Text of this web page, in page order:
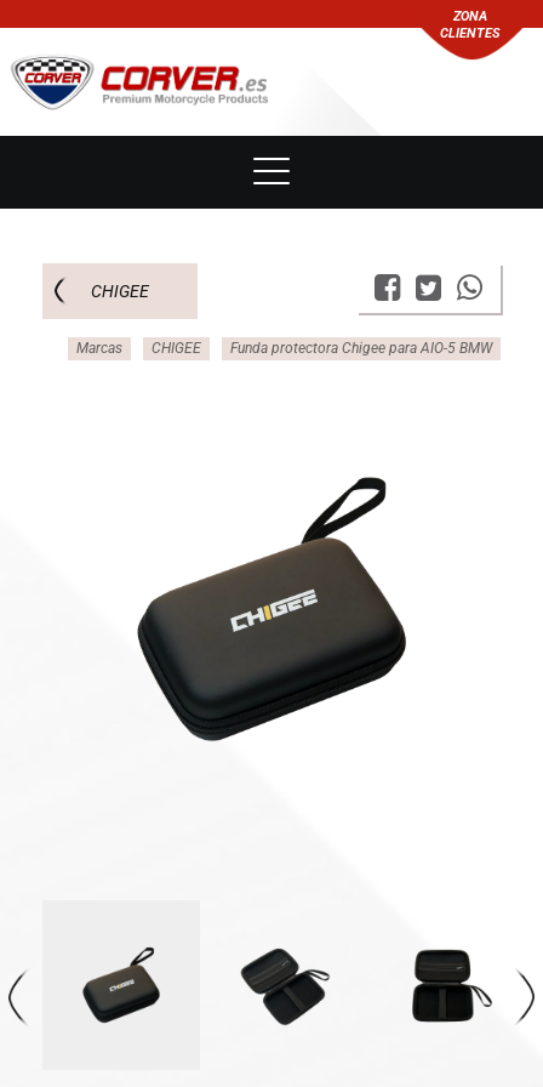
ZONA
CLIENTES
CHIGEE
Marcas CHIGEE Funda protectora Chigee para AIO-5 BMW